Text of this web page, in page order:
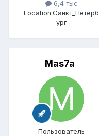
6,4 тыс
Location:Санкт_Петерб
ург
Mas7a
Пользователь